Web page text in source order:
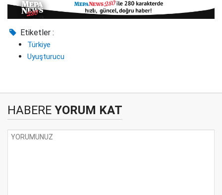
Etiketler :
Türkiye
Uyuşturucu
HABERE YORUM KAT